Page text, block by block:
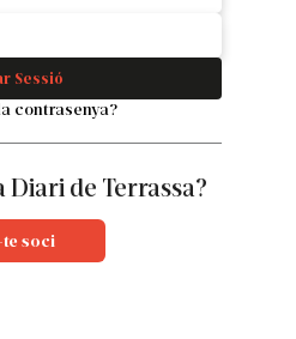
Sessió
contrasenya?
Diari de Terrassa?
te soci